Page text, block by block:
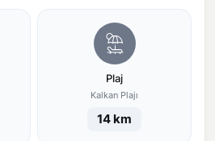
Plaj
Kalkan Plajı
14 km